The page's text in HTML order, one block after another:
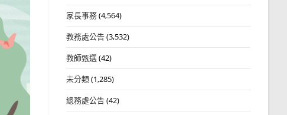
家長事務(4,564)
教務處公告(3,532)
教師甄選(42)
未分類(1,285)
總務處公告(42)